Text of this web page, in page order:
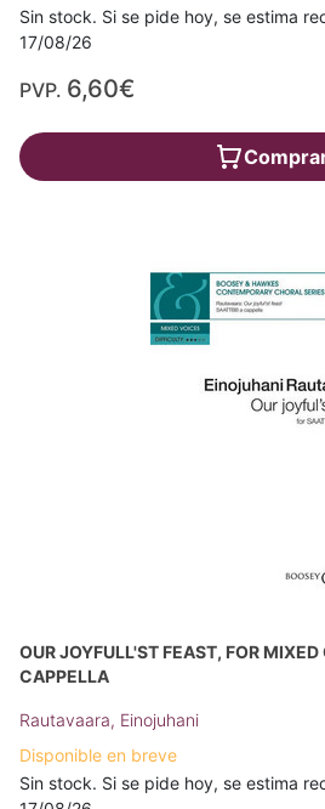
Sin stock. Si se pide hoy, se estima
17/08/26
PVP. 6,60€
OUR JOYFULL'ST FEAST, FOR
CAPPELLA
Rautavaara, Einojuhani
Disponible en breve
Sin stock. Si se pide hoy, se estima